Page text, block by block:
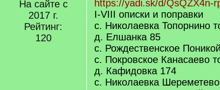
На сайте с
2017 г.
Рейтинг:
120
https://yadi.sk/d/QsQZX4n-
I-VIII описки и поправки
с. Николаевка Топорнино
д. Елшанка 85
с. Рождественское
с. Покровское Канасаево
д. Кафидовка 174
с. Николаевка